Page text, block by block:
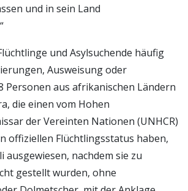
und in sein Land
und Asylsuchende häufig
Ausweisung oder
Personen aus afrikanischen Ländern
die einen vom Hohen
der Vereinten Nationen (UNHCR)
offiziellen Flüchtlingsstatus haben,
ausgewiesen, nachdem sie zu
gestellt wurden, ohne